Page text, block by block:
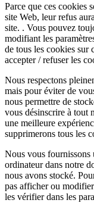
Parce que ces cookies
site Web, leur refus
site. . Vous pouvez
modifiant les
de tous les cookies sur
accepter / refuser les
Nous respectons
mais pour éviter de
nous permettre de
vous désinscrire à tout
une meilleure
supprimerons tous les
Nous vous fournissons
ordinateur dans notre
nous avons stocké.
pas afficher ou
les vérifier dans les